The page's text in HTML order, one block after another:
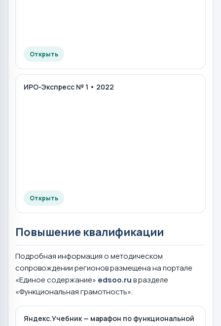
Открыть
ИРО-Экспресс № 1 • 2022
Открыть
Повышение квалификации
Подробная информация о методическом
сопровождении регионов размещена на портале
«Единое содержание» edsoo.ruв разделе
«Функциональная грамотность».
Яндекс.Учебник — марафон по функциональной